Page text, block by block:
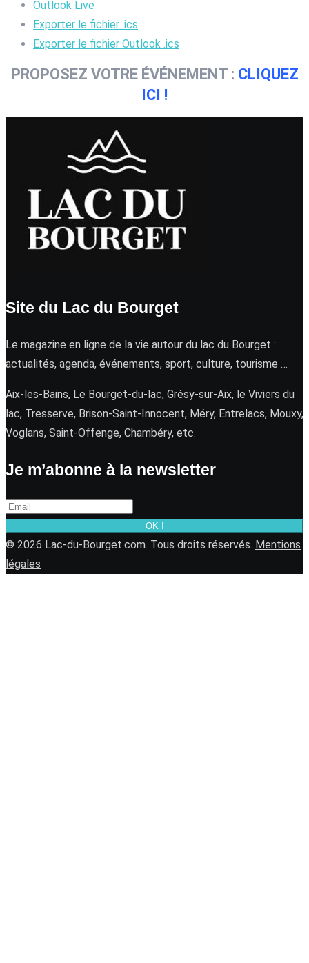
Outlook Live
Exporter le fichier .ics
Exporter le fichier Outlook .ics
PROPOSEZ VOTRE ÉVÉNEMENT : CLIQUEZ
ICI !
Site du Lac du Bourget
Le magazine en ligne de la vie autour du lac du Bourget :
actualités, agenda, événements, sport, culture, tourisme …
Aix-les-Bains, Le Bourget-du-lac, Grésy-sur-Aix, le Viviers du
lac, Tresserve, Brison-Saint-Innocent, Méry, Entrelacs, Mouxy,
Voglans, Saint-Offenge, Chambéry, etc.
Je m’abonne à la newsletter
OK !
© 2026 Lac-du-Bourget.com. Tous droits réservés. Mentions
légales